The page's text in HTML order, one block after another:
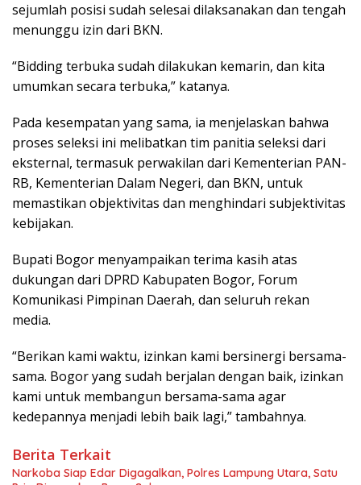
sejumlah posisi sudah selesai dilaksanakan dan tengah
menunggu izin dari BKN.
“Bidding terbuka sudah dilakukan kemarin, dan kita
umumkan secara terbuka,” katanya.
Pada kesempatan yang sama, ia menjelaskan bahwa
proses seleksi ini melibatkan tim panitia seleksi dari
eksternal, termasuk perwakilan dari Kementerian PAN-
RB, Kementerian Dalam Negeri, dan BKN, untuk
memastikan objektivitas dan menghindari subjektivitas
kebijakan.
Bupati Bogor menyampaikan terima kasih atas
dukungan dari DPRD Kabupaten Bogor, Forum
Komunikasi Pimpinan Daerah, dan seluruh rekan
media.
“Berikan kami waktu, izinkan kami bersinergi bersama-
sama. Bogor yang sudah berjalan dengan baik, izinkan
kami untuk membangun bersama-sama agar
kedepannya menjadi lebih baik lagi,” tambahnya.
Berita Terkait
Narkoba Siap Edar Digagalkan, Polres Lampung Utara, Satu